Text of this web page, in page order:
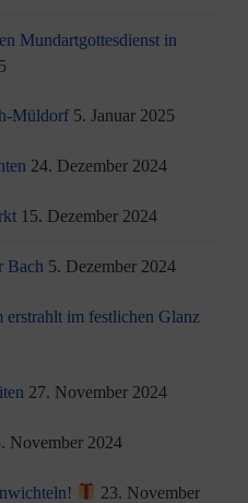
Mundartgottesdienst in
Müldorf 5. Januar 2025
24. Dezember 2024
15. Dezember 2024
Bach 5. Dezember 2024
erstrahlt im festlichen Glanz
27. November 2024
November 2024
23. November